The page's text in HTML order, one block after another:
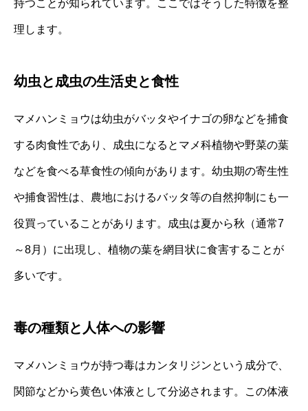
持つことが知られています。ここではそうした特徴を整
理します。
幼虫と成虫の生活史と食性
マメハンミョウは幼虫がバッタやイナゴの卵などを捕食
する肉食性であり、成虫になるとマメ科植物や野菜の葉
などを食べる草食性の傾向があります。幼虫期の寄生性
や捕食習性は、農地におけるバッタ等の自然抑制にも一
役買っていることがあります。成虫は夏から秋（通常7
～8月）に出現し、植物の葉を網目状に食害することが
多いです。
毒の種類と人体への影響
マメハンミョウが持つ毒はカンタリジンという成分で、
関節などから黄色い体液として分泌されます。この体液